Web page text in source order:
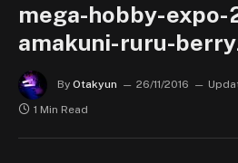
mega-hobby-expo-
amakuni-ruru-
By Otakyun 26/11/2016
1 Min Read